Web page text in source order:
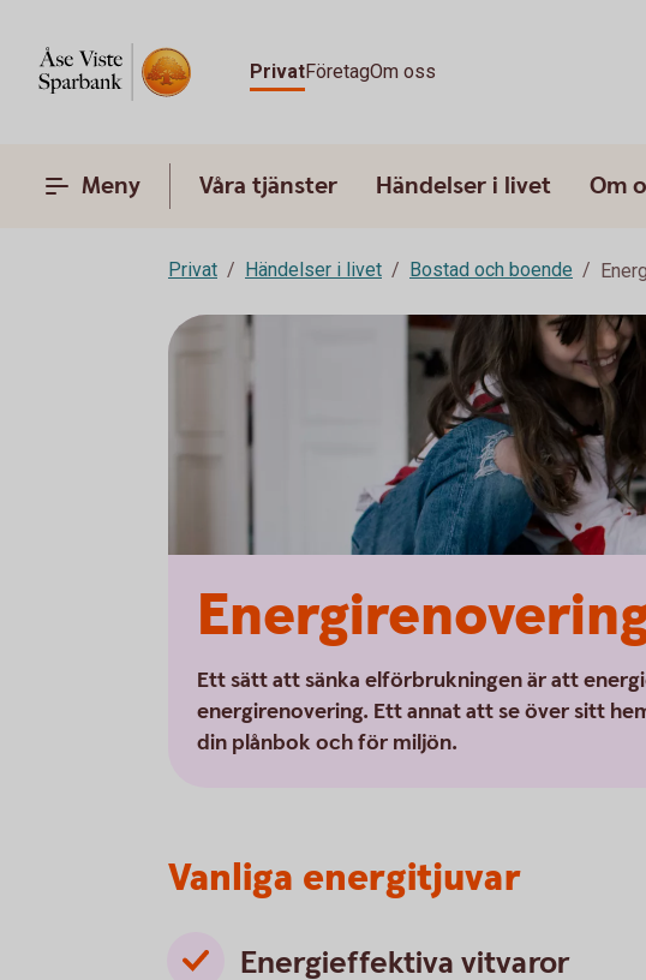
PrivatFöretagOm oss
Meny Våra tjänster Händelser i livet Om
Privat Händelser i livet Bostad och boende
Ett sätt att sänka elförbrukningen är att
energirenovering. Ett annat att se över sitt
din plånbok och för miljön.
Vanliga energitjuvar
Energieffektiva vitvaror